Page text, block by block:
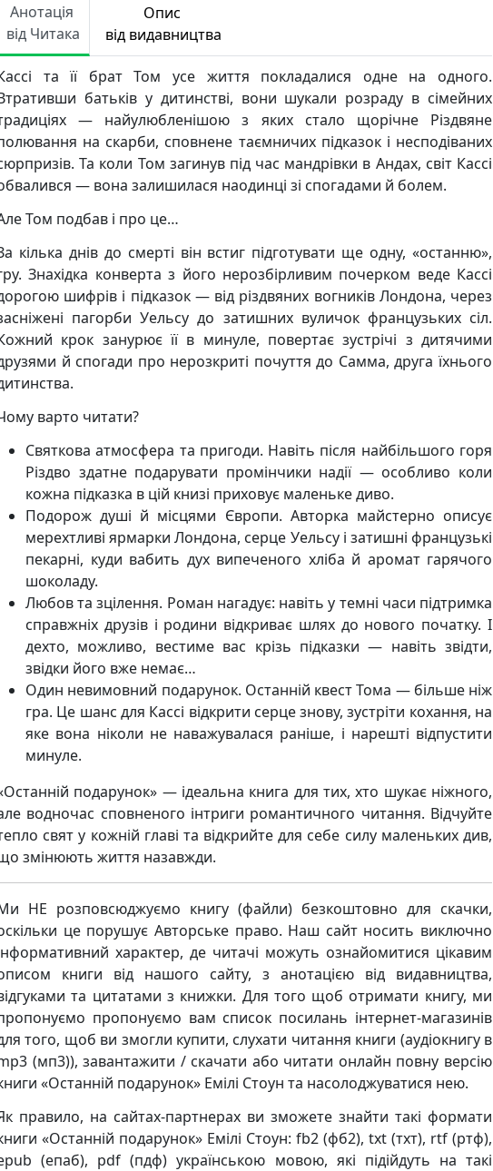
Анотація
від Читака
Опис
від видавництва
та її брат Том усе життя покладалися одне на одного.
батьків у дитинстві, вони шукали розраду в сімейних
— найулюбленішою з яких стало щорічне Різдвяне
на скарби, сповнене таємничих підказок і несподіваних
Та коли Том загинув під час мандрівки в Андах, світ Кассі
— вона залишилася наодинці зі спогадами й болем.
Том подбав і про це…
кілька днів до смерті він встиг підготувати ще одну, «останню»,
Знахідка конверта з його нерозбірливим почерком веде Кассі
шифрів і підказок — від різдвяних вогників Лондона, через
пагорби Уельсу до затишних вуличок французьких сіл.
крок занурює її в минуле, повертає зустрічі з дитячими
й спогади про нерозкриті почуття до Самма, друга їхнього
варто читати?
Святкова атмосфера та пригоди. Навіть після найбільшого горя
Різдво здатне подарувати промінчики надії — особливо коли
кожна підказка в цій книзі приховує маленьке диво.
Подорож душі й місцями Європи. Авторка майстерно описує
мерехтливі ярмарки Лондона, серце Уельсу і затишні французькі
пекарні, куди вабить дух випеченого хліба й аромат гарячого
шоколаду.
Любов та зцілення. Роман нагадує: навіть у темні часи підтримка
справжніх друзів і родини відкриває шлях до нового початку. І
дехто, можливо, вестиме вас крізь підказки — навіть звідти,
звідки його вже немає…
Один невимовний подарунок. Останній квест Тома — більше ніж
гра. Це шанс для Кассі відкрити серце знову, зустріти кохання, на
яке вона ніколи не наважувалася раніше, і нарешті відпустити
минуле.
подарунок» — ідеальна книга для тих, хто шукає ніжного,
водночас сповненого інтриги романтичного читання. Відчуйте
свят у кожній главі та відкрийте для себе силу маленьких див,
змінюють життя назавжди.
НЕ розповсюджуємо книгу (файли) безкоштовно для скачки,
це порушує Авторське право. Наш сайт носить виключно
характер, де читачі можуть ознайомитися цікавим
книги від нашого сайту, з анотацією від видавництва,
та цитатами з книжки. Для того щоб отримати книгу, ми
пропонуємо вам список посилань інтернет-магазинів
того, щоб ви змогли купити, слухати читання книги (аудіокнигу в
(мп3)), завантажити / скачати або читати онлайн повну версію
«Останній подарунок» Емілі Стоун та насолоджуватися нею.
правило, на сайтах-партнерах ви зможете знайти такі формати
«Останній подарунок» Емілі Стоун: fb2 (фб2), txt (тхт), rtf (ртф),
(епаб), pdf (пдф) українською мовою, які підійдуть на такі